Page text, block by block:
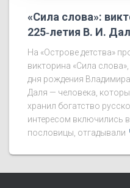
«Сила слова»:
225‑летия В. И.
На «Острове детства»
викторина «Сила
дня рождения
Даля — человека,
хранил богатство
интересом включились
пословицы, отгадывали